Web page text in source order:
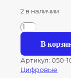
2 в наличии
Количество
товара
Phonak
Sky
L30-
PR
В
Артикул: 050-
Цифровые